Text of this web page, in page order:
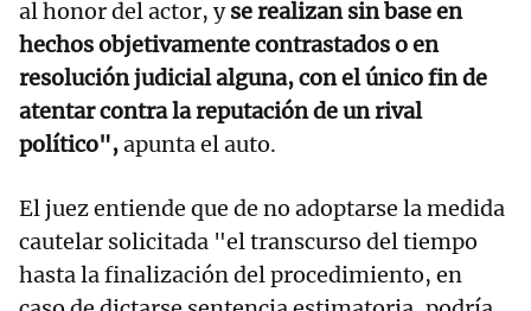
al honor del actor, yse realizan sin base en
hechos objetivamente contrastados o en
resolución judicial alguna, con el único fin de
atentar contra la reputación de un rival
político",apunta el auto.
El juez entiende que de no adoptarse la medida
cautelar solicitada "el transcurso del tiempo
hasta la finalización del procedimiento, en